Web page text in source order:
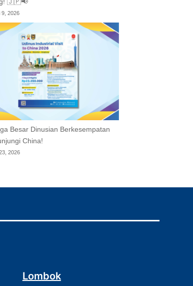
9, 2026
Besar Dinusian Berkesempatan
China!
2026
Lombok